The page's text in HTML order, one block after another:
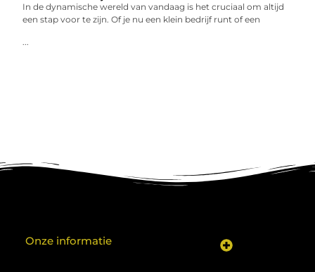
In de dynamische wereld van vandaag is het cruciaal om altijd
een stap voor te zijn. Of je nu een klein bedrijf runt of een
...
Onze informatie